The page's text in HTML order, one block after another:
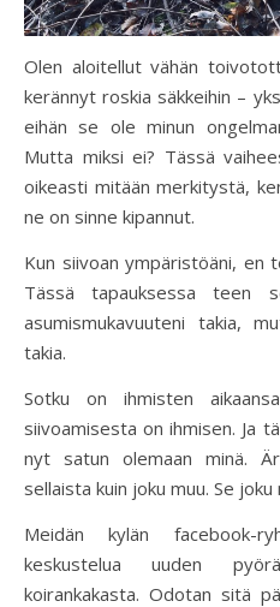
Olen aloitellut vähän
kerännyt roskia säkkeihin –
eihän se ole minun
Mutta miksi ei? Tässä
oikeasti mitään merkitystä,
ne on sinne kipannut.
Kun siivoan ympäristöäni, en
Tässä tapauksessa teen
asumismukavuuteni takia,
takia.
Sotku on ihmisten
siivoamisesta on ihmisen. Ja
nyt satun olemaan minä.
sellaista kuin joku muu. Se joku
Meidän kylän facebook-
keskustelua uuden
koirankakasta. Odotan sitä